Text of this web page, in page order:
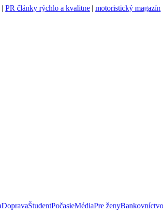
| PR články rýchlo a kvalitne | motoristický magazín
DopravaŠtudentPočasieMédiaPre ženyBankovníctvo